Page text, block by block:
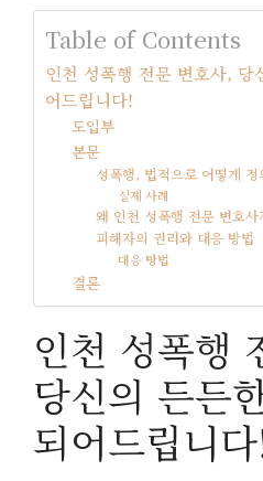
Table of Contents
인천 성폭행 전문 변호사, 당
어드립니다!
도입부
본문
성폭행, 법적으로 어떻게 정
실제 사례
왜 인천 성폭행 전문 변호사
피해자의 권리와 대응 방법
대응 방법
결론
인천 성폭행
당신의 든든
되어드립니